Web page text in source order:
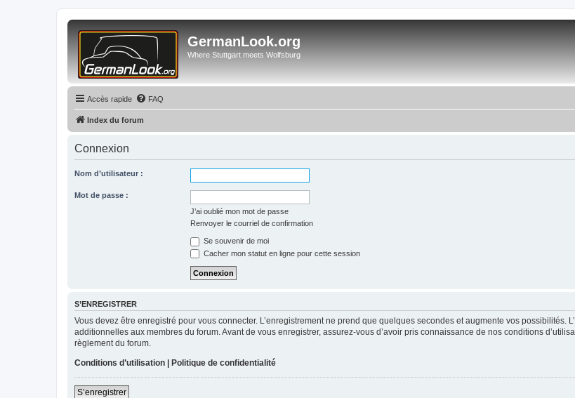
GermanLook.org
Where Stuttgart meets Wolfsburg
Accès rapide FAQ
Index du forum
Connexion
Nom d’utilisateur :
Mot de passe :
J’ai oublié mon mot de passe
Renvoyer le courriel de confirmation
Se souvenir de moi
Cacher mon statut en ligne pour cette session
S’ENREGISTRER
Vous devez être enregistré pour vous connecter. L’enregistrement ne prend que quelques secondes et augmente vos possibilités.
additionnelles aux membres du forum. Avant de vous enregistrer, assurez-vous d’avoir pris connaissance de nos conditions
règlement du forum.
Conditions d’utilisation | Politique de confidentialité
S’enregistrer